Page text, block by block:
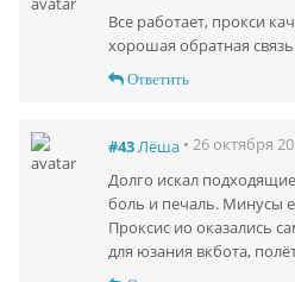
Все работает, прокси
хорошая обратная
Ответить
#43Лёша • 26 октября
Долго искал
боль и печаль. Минусы
Проксис ио оказались
для юзания вкбота,